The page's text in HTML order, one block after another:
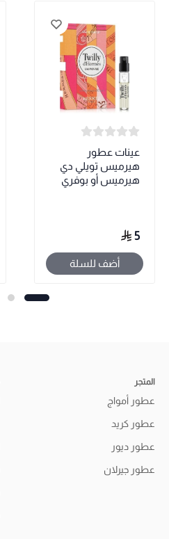
عينات عطور
هيرميس تويلي دي
هيرميس أو بوفري
5
أضف للسلة
المتجر
عطور أمواج
عطور كريد
عطور ديور
عطور جيرلان